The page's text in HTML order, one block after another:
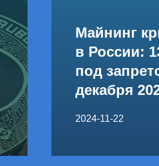
Майнинг
в России:
под
декабря
2024-11-22